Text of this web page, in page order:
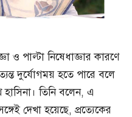
ও পাল্টা নিষেধাজ্ঞার কারণে
দুর্যোগময় হতে পারে বলে
হাসিনা। তিনি বলেন, এ
দেখা হয়েছে, প্রত্যেকের